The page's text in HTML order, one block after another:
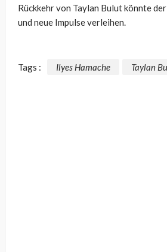
Rückkehr von Taylan Bulut könnte
und neue Impulse verleihen.
Tags : Ilyes Hamache Taylan